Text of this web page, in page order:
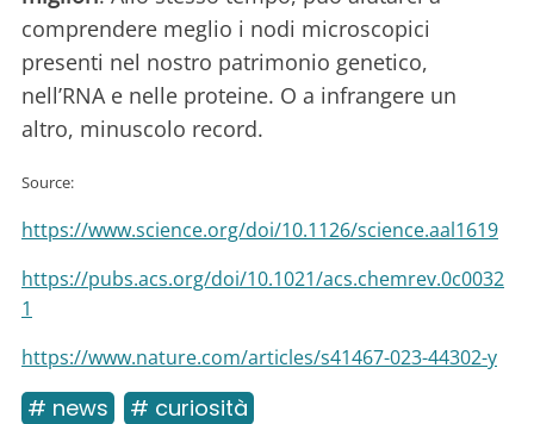
comprendere meglio i nodi microscopici
presenti nel nostro patrimonio genetico,
nell’RNA e nelle proteine. O a infrangere un
altro, minuscolo record.
Source:
https://www.science.org/doi/10.1126/science.aal1619
https://pubs.acs.org/doi/10.1021/acs.chemrev.0c0032
1
https://www.nature.com/articles/s41467-023-44302-y
# news # curiosità